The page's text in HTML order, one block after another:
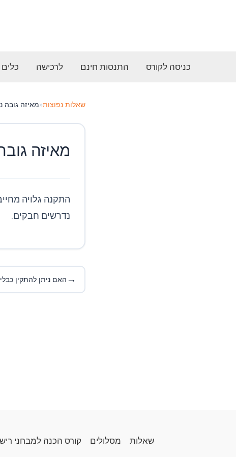
כניסה לקורס התנסות חינם לרכישה
שאלות נפוצות«מאיזה גובה
מאיזה
נדרשים חבקים.
→
שאלות מסלולים קורס הכנה למבחני